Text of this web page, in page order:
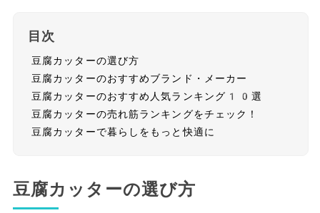
目次
豆腐カッターの選び方
豆腐カッターのおすすめブランド・メーカー
豆腐カッターのおすすめ人気ランキング10選
豆腐カッターの売れ筋ランキングをチェック！
豆腐カッターで暮らしをもっと快適に
豆腐カッターの選び方